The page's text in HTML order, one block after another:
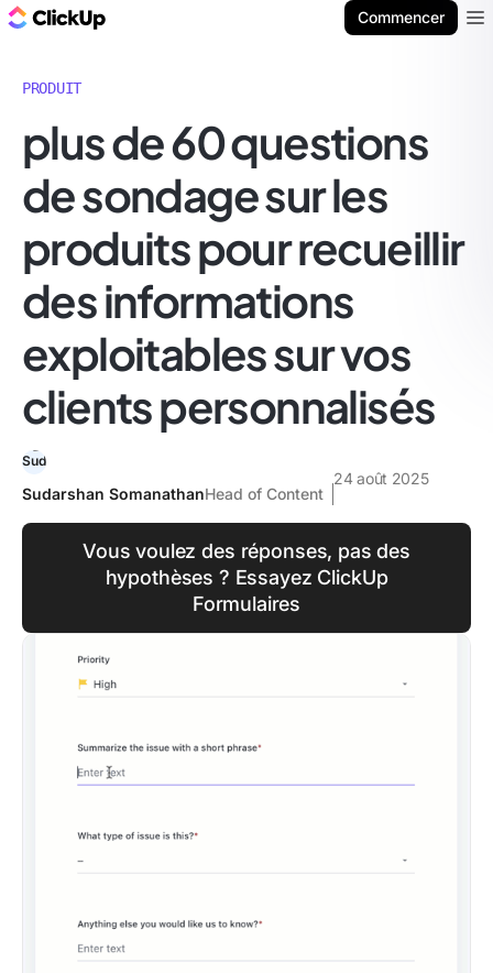
Commencer
PRODUIT
plus de 60 questions
de sondage sur les
produits pour recueillir
des informations
exploitables sur vos
clients personnalisés
Sudarshan SomanathanHead of Content
24 août 2025
Vous voulez des réponses, pas des
hypothèses ? Essayez ClickUp
Formulaires